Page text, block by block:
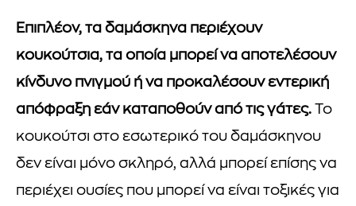
Επιπλέον, τα δαμάσκηνα περιέχουν
κουκούτσια, τα οποία μπορεί να αποτελέσουν
κίνδυνο πνιγμού ή να προκαλέσουν εντερική
απόφραξη εάν καταποθούν από τις γάτες. Το
κουκούτσι στο εσωτερικό του δαμάσκηνου
δεν είναι μόνο σκληρό, αλλά μπορεί επίσης να
περιέχει ουσίες που μπορεί να είναι τοξικές για